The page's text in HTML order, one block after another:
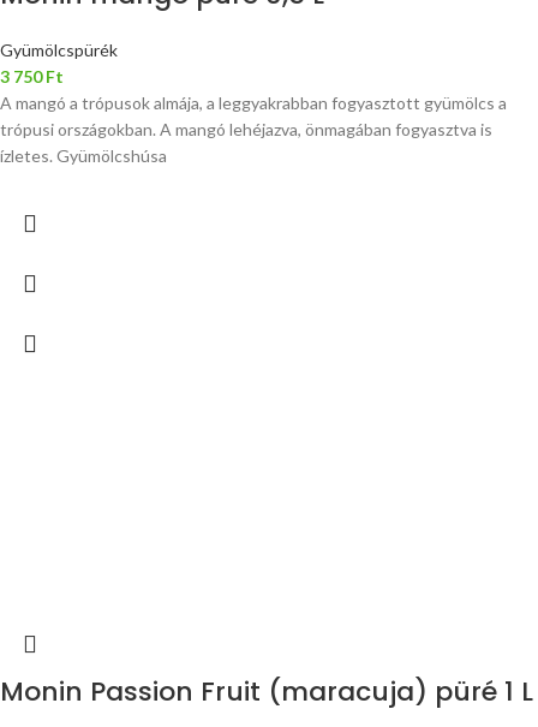
Gyümölcspürék
3 750Ft
A mangó a trópusok almája, a leggyakrabban fogyasztott gyümölcs a
trópusi országokban. A mangó lehéjazva, önmagában fogyasztva is
ízletes. Gyümölcshúsa
Monin Passion Fruit (maracuja) püré 1 L